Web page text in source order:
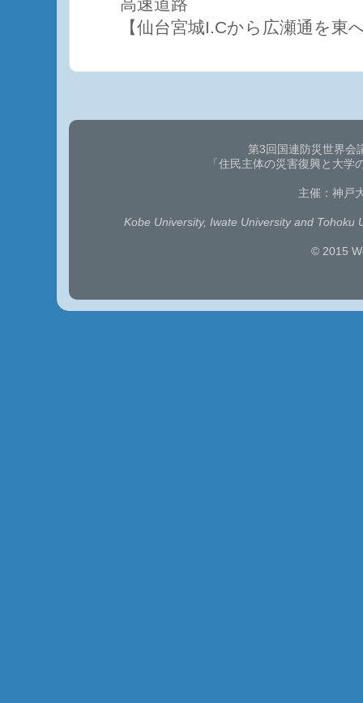
【仙台宮城I.Cから広瀬通を東
第3回国連防災世界会
「住民主体の災害復興と大
主催：神戸
Kobe University, Iwate University and
© 2015